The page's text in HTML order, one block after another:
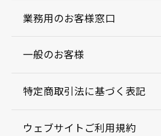
業務用のお客様窓口
一般のお客様
特定商取引法に基づく表記
ウェブサイトご利用規約